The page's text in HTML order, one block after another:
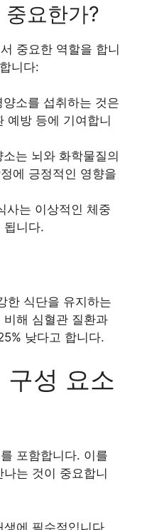
요한가?
중요한 역할을 합니
니다:
소를 섭취하는 것은
예방 등에 기여합니
는 뇌와 화학물질의
에 긍정적인 영향을
사는 이상적인 체중
됩니다.
한 식단을 유지하는
해 심혈관 질환과
낮다고 합니다.
구성 요소
포함합니다. 이를
는 것이 중요합니
에 필수적입니다.